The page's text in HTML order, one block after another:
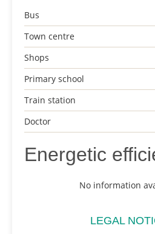
Bus
Town centre
Shops
Primary school
Train station
Doctor
Energetic
No information
LEGAL